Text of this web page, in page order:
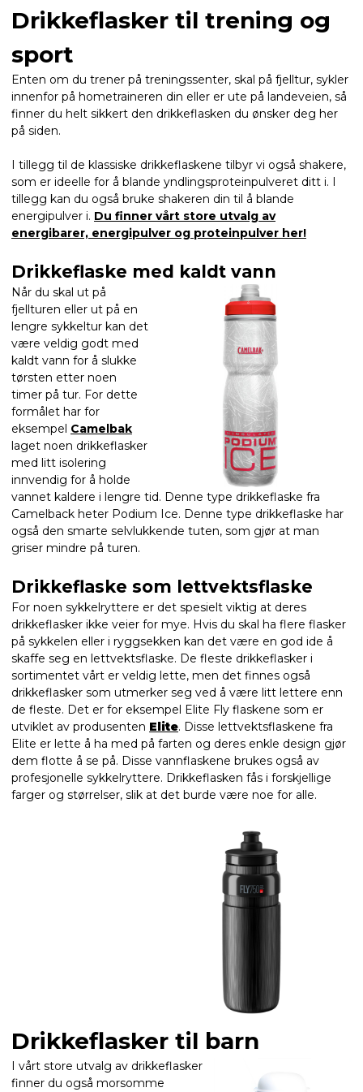
Drikkeflasker til trening og
sport
Enten om du trener på treningssenter, skal på fjelltur, sykler
innenfor på hometraineren din eller er ute på landeveien, så
finner du helt sikkert den drikkeflasken du ønsker deg her
på siden.
I tillegg til de klassiske drikkeflaskene tilbyr vi også shakere,
som er ideelle for å blande yndlingsproteinpulveret ditt i. I
tillegg kan du også bruke shakeren din til å blande
energipulver i. Du finner vårt store utvalg av
energibarer, energipulver og proteinpulver her!
Drikkeflaske med kaldt vann
Når du skal ut på
fjellturen eller ut på en
lengre sykkeltur kan det
være veldig godt med
kaldt vann for å slukke
tørsten etter noen
timer på tur. For dette
formålet har for
eksempel Camelbak
laget noen drikkeflasker
med litt isolering
innvendig for å holde
vannet kaldere i lengre tid. Denne type drikkeflaske fra
Camelback heter Podium Ice. Denne type drikkeflaske har
også den smarte selvlukkende tuten, som gjør at man
griser mindre på turen.
Drikkeflaske som lettvektsflaske
For noen sykkelryttere er det spesielt viktig at deres
drikkeflasker ikke veier for mye. Hvis du skal ha flere flasker
på sykkelen eller i ryggsekken kan det være en god ide å
skaffe seg en lettvektsflaske. De fleste drikkeflasker i
sortimentet vårt er veldig lette, men det finnes også
drikkeflasker som utmerker seg ved å være litt lettere enn
de fleste. Det er for eksempel Elite Fly flaskene som er
utviklet av produsenten Elite. Disse lettvektsflaskene fra
Elite er lette å ha med på farten og deres enkle design gjør
dem flotte å se på. Disse vannflaskene brukes også av
profesjonelle sykkelryttere. Drikkeflasken fås i forskjellige
farger og størrelser, slik at det burde være noe for alle.
Drikkeflasker til barn
I vårt store utvalg av drikkeflasker
finner du også morsomme